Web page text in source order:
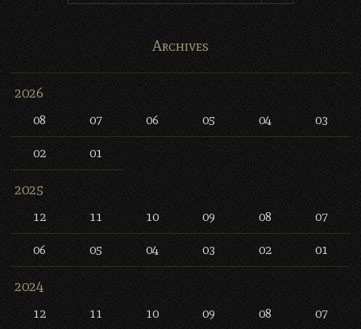
Archives
2026
08 07 06 05 04 03
02 01
2025
12 11 10 09 08 07
06 05 04 03 02 01
2024
12 11 10 09 08 07